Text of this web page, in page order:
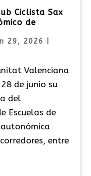
Ciclista Sax
de
29, 2026
Valenciana
de junio su
del
Escuelas de
entre